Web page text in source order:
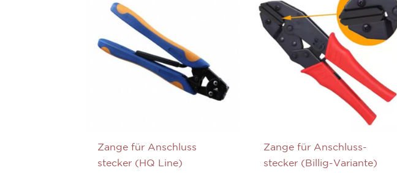
Zange für Anschluss
stecker (HQ Line)
Zange für Anschluss-
stecker (Billig-Variante)